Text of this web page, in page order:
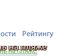
Рейтингу
на пляже